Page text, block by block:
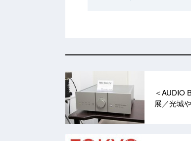
＜AUDIO
展／光城